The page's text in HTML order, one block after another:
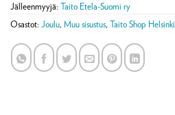
Jälleenmyyjä: Taito Etela-Suomi ry
Osastot: Joulu, Muu sisustus, Taito Shop Helsinki